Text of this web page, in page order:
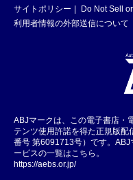
サイトポリシー
Do Not Sell
利用者情報の外部送信について
ABJマークは、この電子書店・
テンツ使用許諾を得た正規版配
番号 第6091713号）です。
ービスの一覧はこちら。
https://aebs.or.jp/